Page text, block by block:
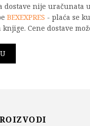
dostave nije uračunata
BEXEXPRES - plaća se
knjige. Cene dostave